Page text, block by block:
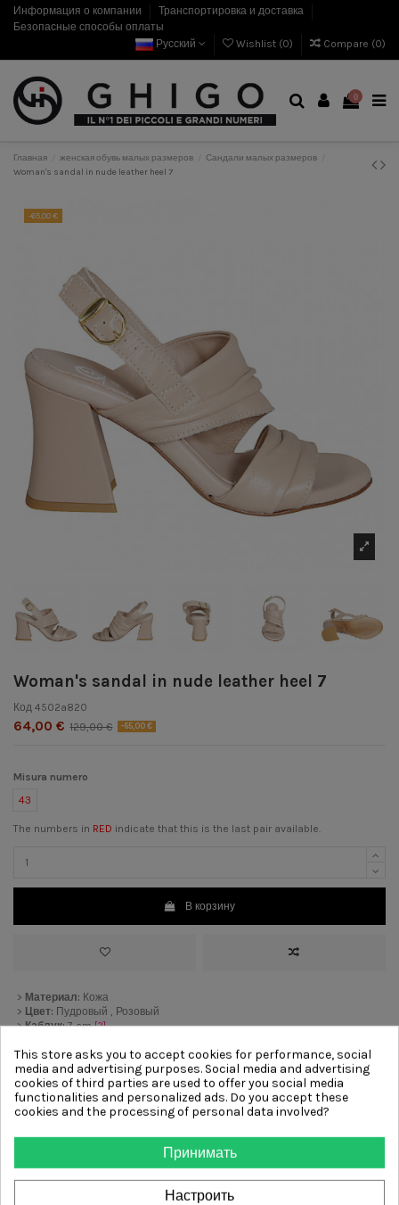
Информация о компании
Транспортировка и доставка
Безопасные способы оплаты
Русский
Wishlist (0) Compare (0)
0
Главная женская обувь малых размеров
Сандали малых размеров
Woman's sandal in nude leather heel 7
-65,00 €
Woman's sandal in nude leather heel 7
Код 4502a820
64,00 € 129,00 € -65,00 €
Misura numero
43
The numbers in RED indicate that this is the last pair available.
В корзину
> Материал: Кожа
> Цвет: Пудровый , Розовый
>Каблук:7 cm[?]
>Подошва:Кожа
Other products from same
category
This store asks you to accept cookies for performance, social
media and advertising purposes. Social media and advertising
cookies of third parties are used to offer you social media
functionalities and personalized ads. Do you accept these
cookies and the processing of personal data involved?
Принимать
Настроить